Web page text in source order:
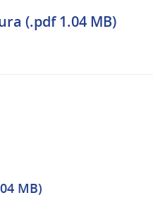
(.pdf 1.04 MB)
MB)